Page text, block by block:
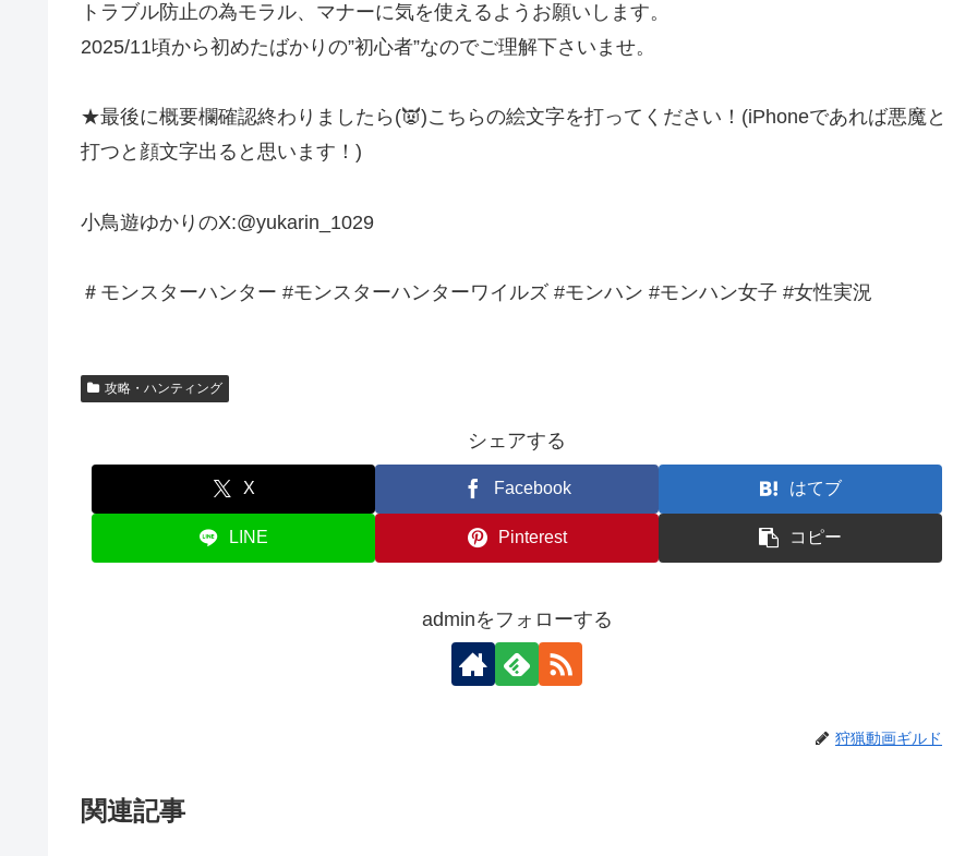
トラブル防止の為モラル、マナーに気を使えるようお願いします。
2025/11頃から初めたばかりの”初心者”なのでご理解下さいませ。
★最後に概要欄確認終わりましたら(👿)こちらの絵文字を打ってください！(iPhoneであれば悪魔と
打つと顔文字出ると思います！)
小鳥遊ゆかりのX:@yukarin_1029
＃モンスターハンター #モンスターハンターワイルズ #モンハン #モンハン女子 #女性実況
攻略・ハンティング
シェアする
X Facebook はてブ
LINE Pinterest コピー
adminをフォローする
狩猟動画ギルド
関連記事